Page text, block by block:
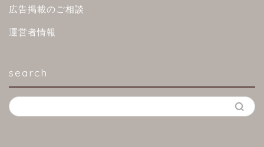
広告掲載のご相談
運営者情報
search